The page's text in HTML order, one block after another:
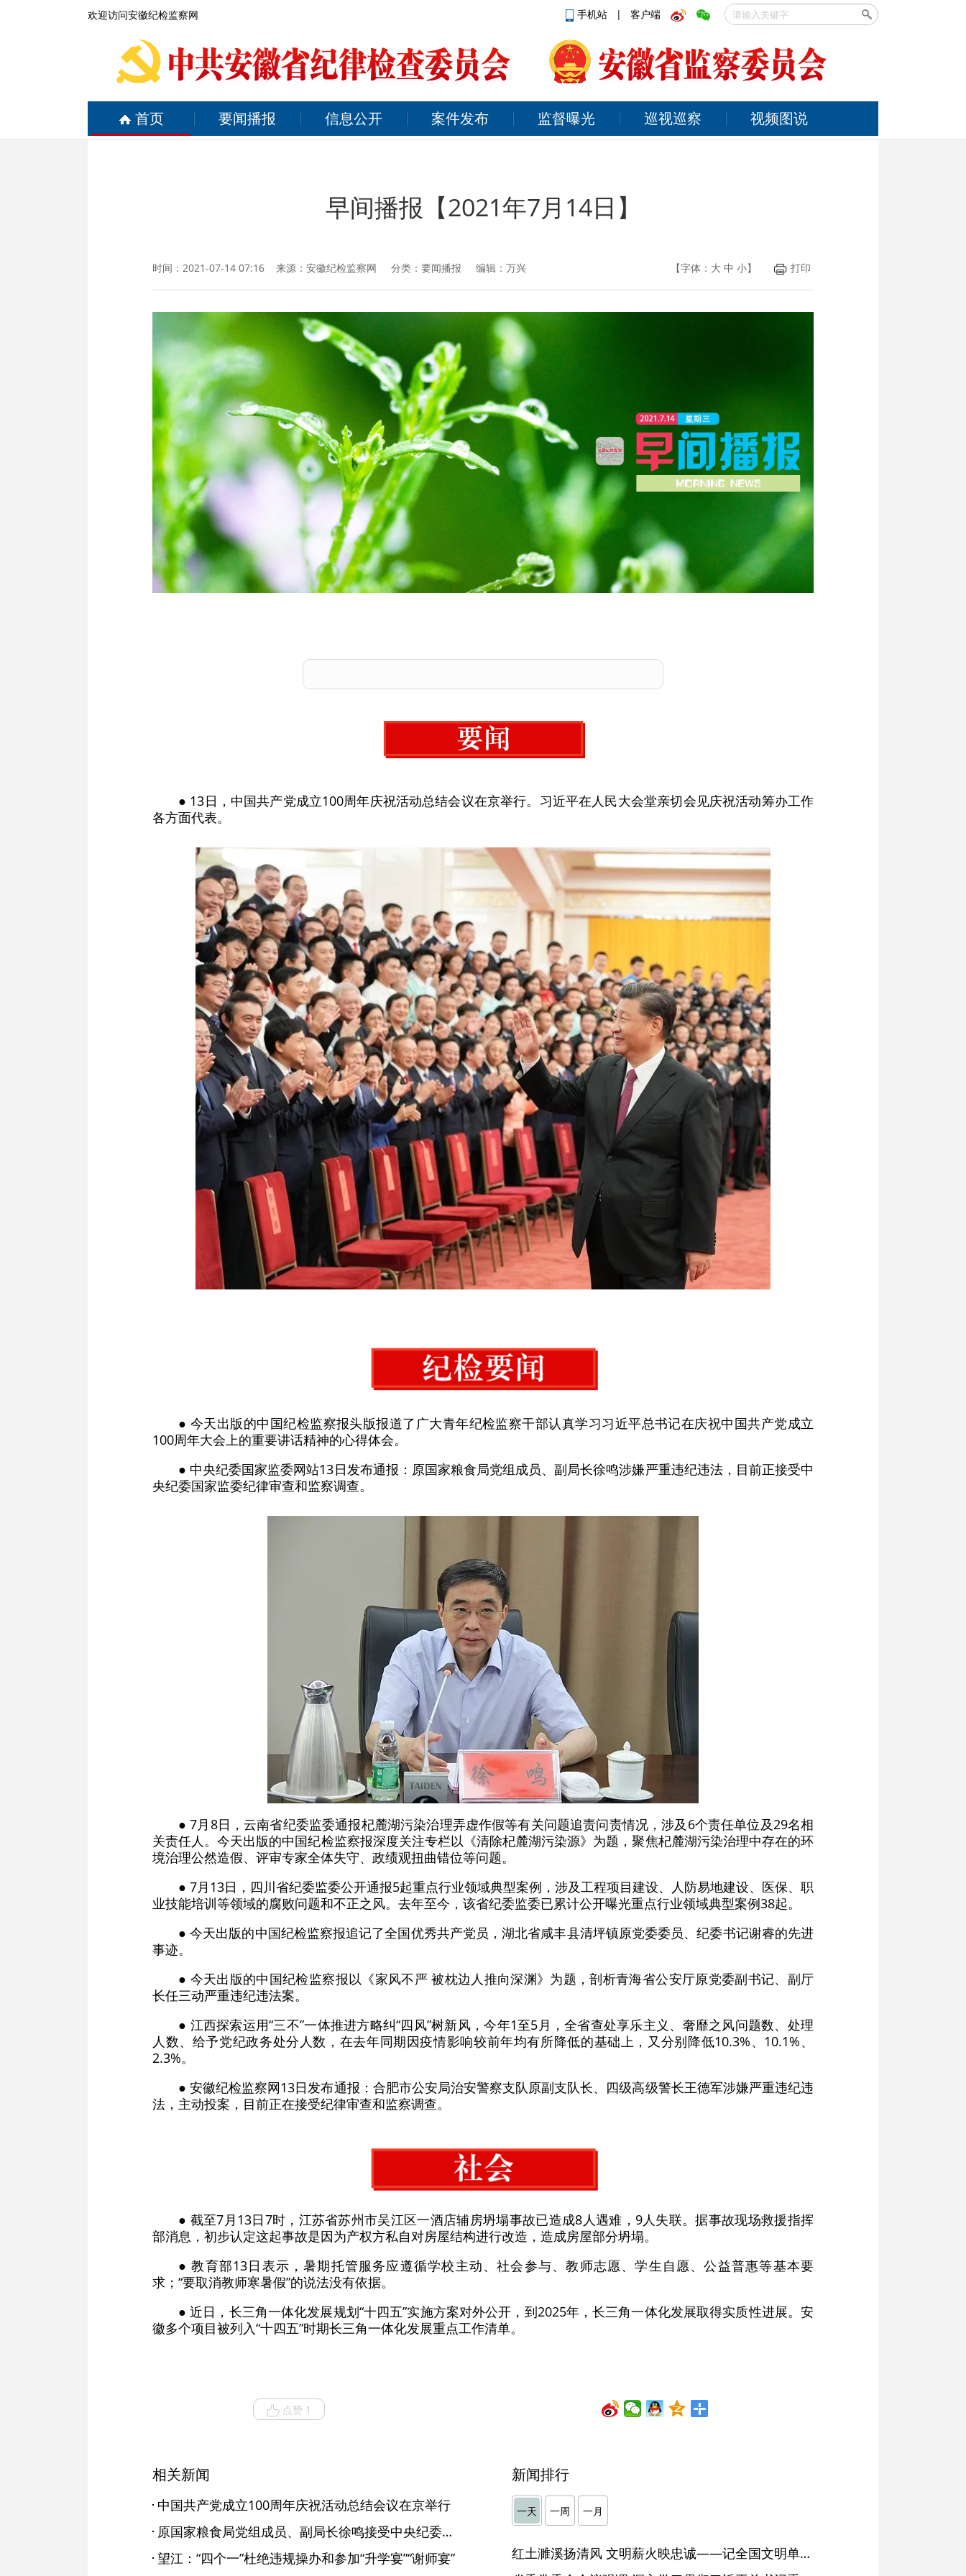
欢迎访问安徽纪检监察网 手机站 | 客户端
首页 要闻播报 信息公开 案件发布 监督曝光 巡视巡察 视频图说
早间播报【2021年7月14日】
时间：2021-07-14 07:16 来源： 安徽纪检监察网 分类：要闻播报 编辑：万兴 【字体： 大 中 小】 打印
● 13日，中国共产党成立100周年庆祝活动总结会议在京举行。习近平在人民大会堂亲切会见庆祝活动筹办工作
各方面代表。
● 今天出版的中国纪检监察报头版报道了广大青年纪检监察干部认真学习习近平总书记在庆祝中国共产党成立
100周年大会上的重要讲话精神的心得体会。
● 中央纪委国家监委网站13日发布通报：原国家粮食局党组成员、副局长徐鸣涉嫌严重违纪违法，目前正接受中
央纪委国家监委纪律审查和监察调查。
● 7月8日，云南省纪委监委通报杞麓湖污染治理弄虚作假等有关问题追责问责情况，涉及6个责任单位及29名相
关责任人。今天出版的中国纪检监察报深度关注专栏以《清除杞麓湖污染源》为题，聚焦杞麓湖污染治理中存在的环
境治理公然造假、评审专家全体失守、政绩观扭曲错位等问题。
● 7月13日，四川省纪委监委公开通报5起重点行业领域典型案例，涉及工程项目建设、人防易地建设、医保、职
业技能培训等领域的腐败问题和不正之风。去年至今，该省纪委监委已累计公开曝光重点行业领域典型案例38起。
● 今天出版的中国纪检监察报追记了全国优秀共产党员，湖北省咸丰县清坪镇原党委委员、纪委书记谢睿的先进
事迹。
● 今天出版的中国纪检监察报以《家风不严 被枕边人推向深渊》为题，剖析青海省公安厅原党委副书记、副厅
长任三动严重违纪违法案。
● 江西探索运用“三不”一体推进方略纠“四风”树新风，今年1至5月，全省查处享乐主义、奢靡之风问题数、处理
人数、给予党纪政务处分人数，在去年同期因疫情影响较前年均有所降低的基础上，又分别降低10.3%、10.1%、
2.3%。
● 安徽纪检监察网13日发布通报：合肥市公安局治安警察支队原副支队长、四级高级警长王德军涉嫌严重违纪违
法，主动投案，目前正在接受纪律审查和监察调查。
● 截至7月13日7时，江苏省苏州市吴江区一酒店辅房坍塌事故已造成8人遇难，9人失联。据事故现场救援指挥
部消息，初步认定这起事故是因为产权方私自对房屋结构进行改造，造成房屋部分坍塌。
● 教育部13日表示，暑期托管服务应遵循学校主动、社会参与、教师志愿、学生自愿、公益普惠等基本要
求；“要取消教师寒暑假”的说法没有依据。
● 近日，长三角一体化发展规划“十四五”实施方案对外公开，到2025年，长三角一体化发展取得实质性进展。安
徽多个项目被列入“十四五”时期长三角一体化发展重点工作清单。
点赞 1
相关新闻
中国共产党成立100周年庆祝活动总结会议在京举行
原国家粮食局党组成员、副局长徐鸣接受中央纪委国家监委审查调查
望江：“四个一”杜绝违规操办和参加“升学宴”“谢师宴”
新闻排行
一天 一周 一月
红土濉溪扬清风 文明薪火映忠诚——记全国文明单位、安徽省濉溪县纪委监委